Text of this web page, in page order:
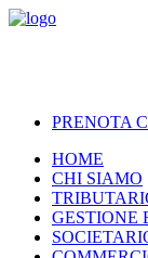
PRENOTA
HOME
CHI SIAMO
GESTIONE